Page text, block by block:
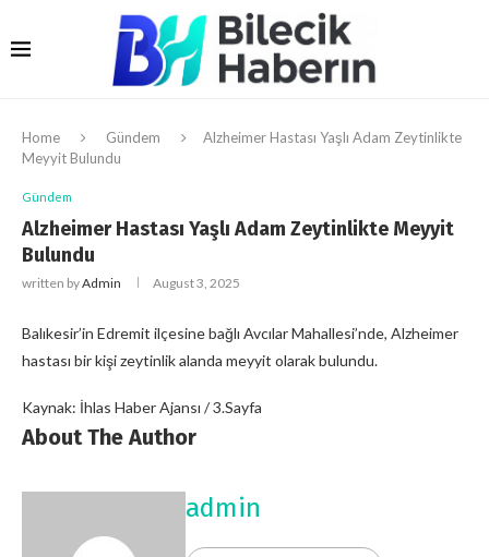
Home Gündem
Alzheimer Hastası Yaşlı Adam Zeytinlikte
Meyyit Bulundu
Gündem
Alzheimer Hastası Yaşlı Adam Zeytinlikte Meyyit
Bulundu
written byAdmin August 3, 2025
Balıkesir’in Edremit ilçesine bağlı Avcılar Mahallesi’nde, Alzheimer
hastası bir kişi zeytinlik alanda meyyit olarak bulundu.
Kaynak: İhlas Haber Ajansı / 3.Sayfa
About The Author
admin